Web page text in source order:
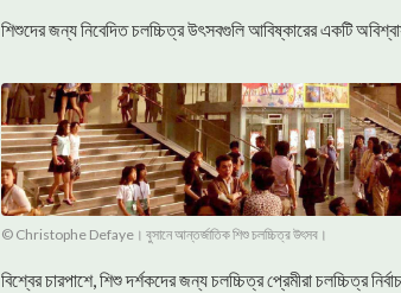
শিশুদের জন্য নিবেদিত চলচ্চিত্র উৎসবগুলি আবিষ্কারের একটি
© Christophe Defaye। বুসানে আন্তর্জাতিক শিশু চলচ্চিত্র উৎসব।
বিশ্বের চারপাশে, শিশু দর্শকদের জন্য চলচ্চিত্র প্রেমীরা চলচ্চিত্র